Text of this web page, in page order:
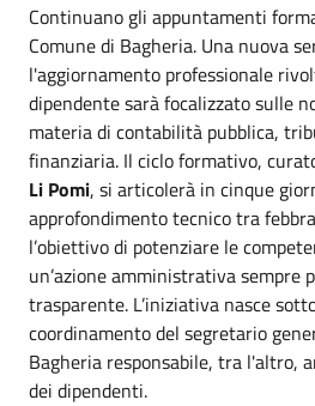
Continuano gli appuntamenti
Comune di Bagheria. Una nuova
l'aggiornamento professionale
dipendente sarà focalizzato sulle
materia di contabilità pubblica,
finanziaria. Il ciclo formativo,
Li Pomi, si articolerà in cinque
approfondimento tecnico tra
l’obiettivo di potenziare le
un’azione amministrativa sempre
trasparente. L’iniziativa nasce
coordinamento del segretario
Bagheria responsabile, tra l'altro,
dei dipendenti.